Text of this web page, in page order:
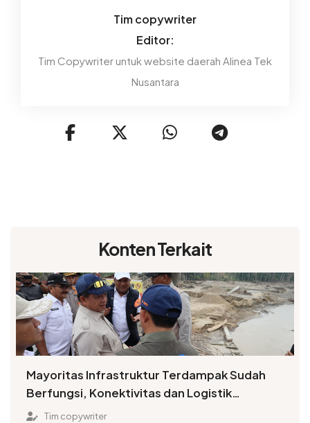
Tim copywriter
Editor:
Tim Copywriter untuk website daerah Alinea Tek
Nusantara
Konten Terkait
Mayoritas Infrastruktur Terdampak Sudah
Berfungsi, Konektivitas dan Logistik
Berangsur Normal
Tim copywriter